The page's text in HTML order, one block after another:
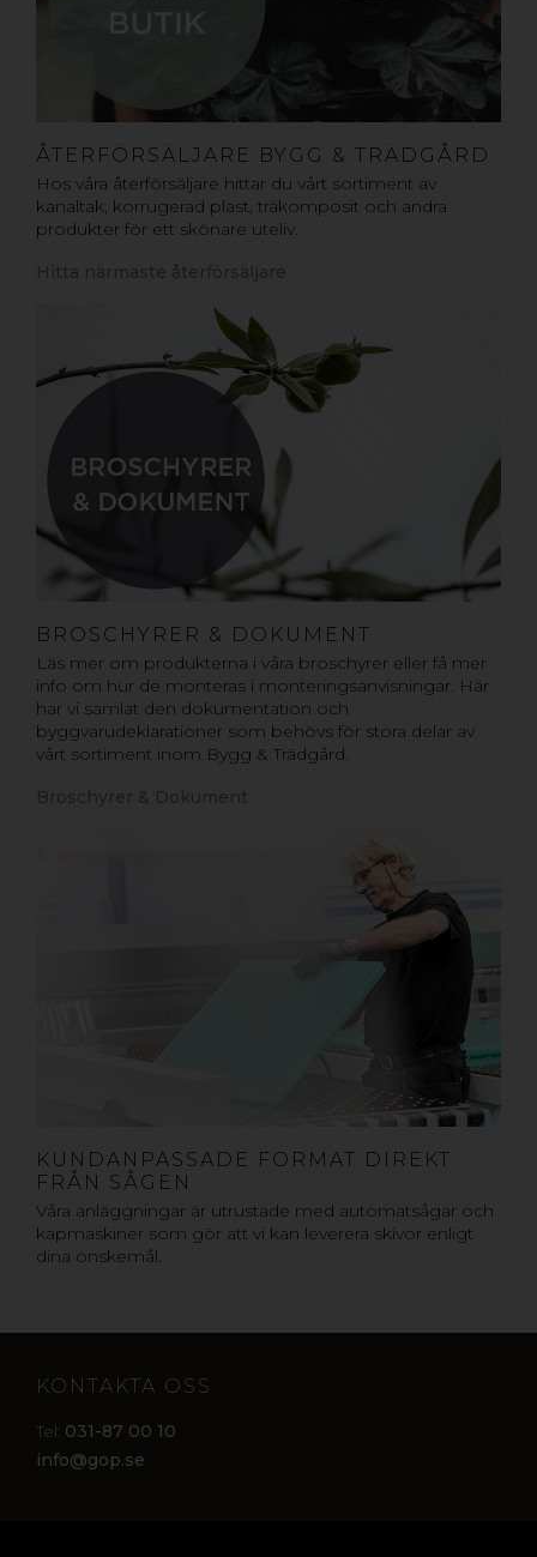
ÅTERFÖRSÄLJARE BYGG & TRÄDGÅRD
Hos våra återförsäljare hittar du vårt sortiment av
kanaltak, korrugerad plast, träkomposit och andra
produkter för ett skönare uteliv.
Hitta närmaste återförsäljare
BROSCHYRER & DOKUMENT
Läs mer om produkterna i våra broschyrer eller få mer
info om hur de monteras i monteringsanvisningar. Här
har vi samlat den dokumentation och
byggvarudeklarationer som behövs för stora delar av
vårt sortiment inom Bygg & Trädgård.
Broschyrer & Dokument
KUNDANPASSADE FORMAT DIREKT
FRÅN SÅGEN
Våra anläggningar är utrustade med automatsågar och
kapmaskiner som gör att vi kan leverera skivor enligt
dina önskemål.
KONTAKTA OSS
Tel: 031-87 00 10
info@gop.se